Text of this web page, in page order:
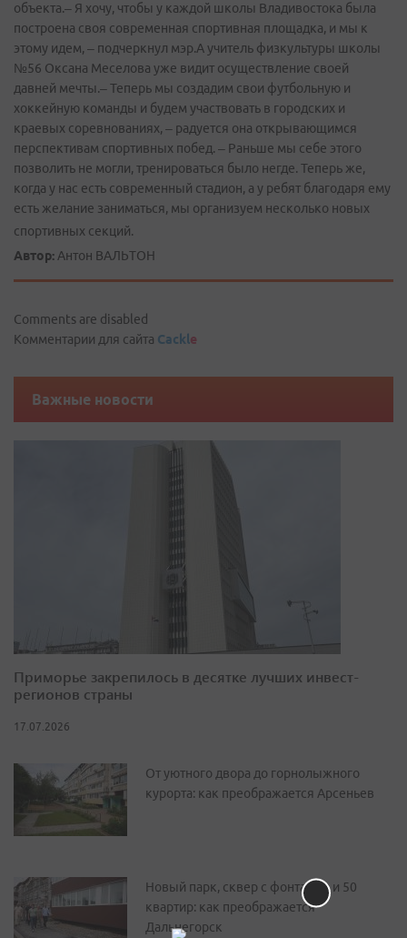
объекта.– Я хочу, чтобы у каждой школы Владивостока была
построена своя современная спортивная площадка, и мы к
этому идем, – подчеркнул мэр.А учитель физкультуры школы
№56 Оксана Меселова уже видит осуществление своей
давней мечты.– Теперь мы создадим свои футбольную и
хоккейную команды и будем участвовать в городских и
краевых соревнованиях, – радуется она открывающимся
перспективам спортивных побед. – Раньше мы себе этого
позволить не могли, тренироваться было негде. Теперь же,
когда у нас есть современный стадион, а у ребят благодаря ему
есть желание заниматься, мы организуем несколько новых
спортивных секций.
Автор:Антон ВАЛЬТОН
Comments are disabled
Комментарии для сайта Cackle
Важные новости
Приморье закрепилось в десятке лучших инвест-
регионов страны
17.07.2026
От уютного двора до горнолыжного
курорта: как преображается Арсеньев
Новый парк, сквер с фонтаном и 50
квартир: как преображается
Дальнегорск